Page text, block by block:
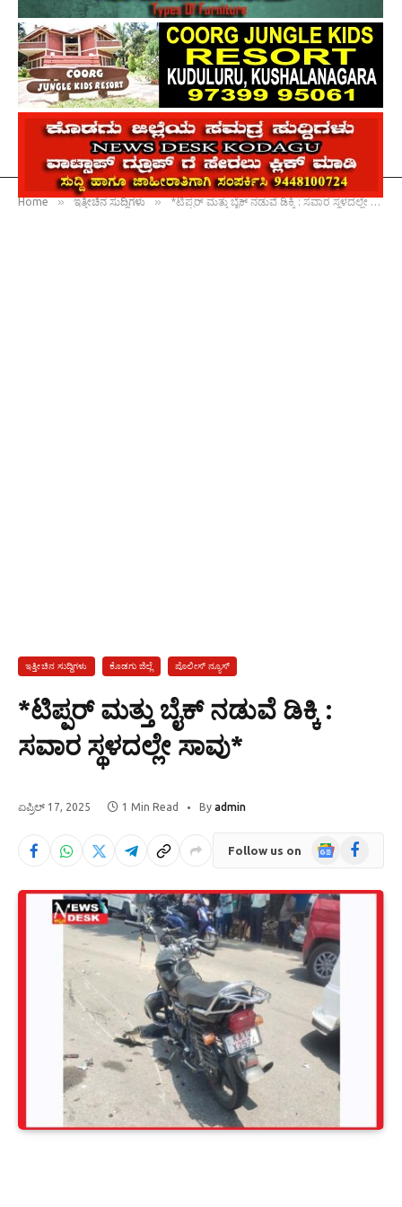
Home » ಇತ್ತೀಚಿನ ಸುದ್ದಿಗಳು » *ಟಿಪ್ಪರ್ ಮತ್ತು ಬೈಕ್ ನಡುವೆ ಡಿಕ್ಕಿ : ಸವಾರ ಸ್ಥಳದಲ್ಲೇ ಸಾವು*
ಇತ್ತೀಚಿನ ಸುದ್ದಿಗಳು ಕೊಡಗು ಜಿಲ್ಲೆ ಪೊಲೀಸ್ ನ್ಯೂಸ್
*ಟಿಪ್ಪರ್ ಮತ್ತು ಬೈಕ್ ನಡುವೆ ಡಿಕ್ಕಿ :
ಸವಾರ ಸ್ಥಳದಲ್ಲೇ ಸಾವು*
ಏಪ್ರಿಲ್ 17, 2025 1 Min Read By admin
Follow us on
GoogleFacebook